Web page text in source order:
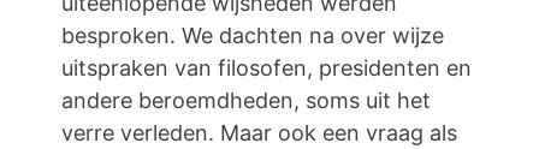
besproken. We dachten na over wijze
uitspraken van filosofen, presidenten en
andere beroemdheden, soms uit het
verre verleden. Maar ook een vraag als